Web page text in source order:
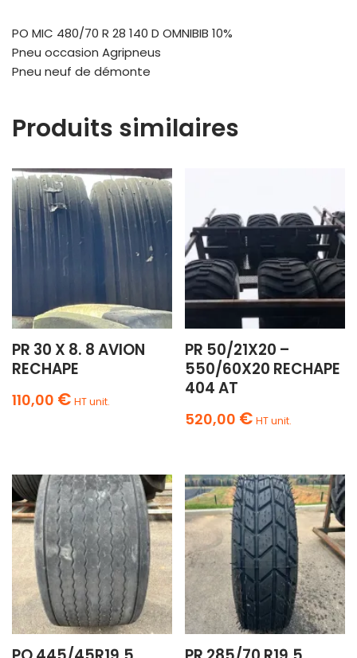
PO MIC 480/70 R 28 140 D OMNIBIB 10%
Pneu occasion Agripneus
Pneu neuf de démonte
Produits similaires
PR 30 X 8. 8 AVION
RECHAPE
110,00 € HT unit.
PR 50/21X20 –
550/60X20 RECHAPE
404 AT
520,00 € HT unit.